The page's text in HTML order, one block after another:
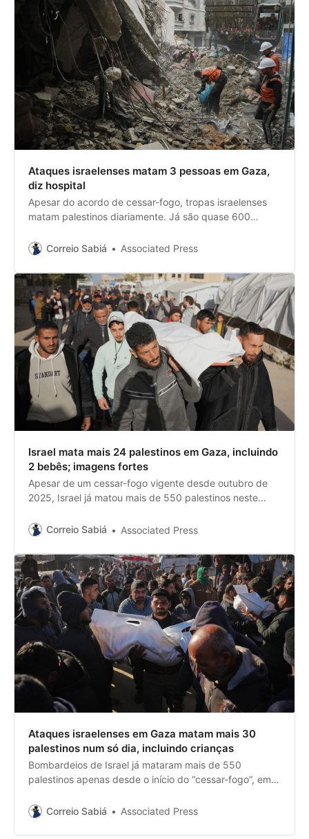
Ataques israelenses matam 3 pessoas em Gaza,
diz hospital
Apesar do acordo de cessar-fogo, tropas israelenses
matam palestinos diariamente. Já são quase 600
Correio Sabiá
Associated Press
Israel mata mais 24 palestinos em Gaza, incluindo
2 bebês; imagens fortes
Apesar de um cessar-fogo vigente desde outubro de
2025, Israel já matou mais de 550 palestinos neste
Correio Sabiá
Associated Press
Ataques israelenses em Gaza matam mais 30
palestinos num só dia, incluindo crianças
Bombardeios de Israel já mataram mais de 550
palestinos apenas desde o início do “cessar-fogo”, em
Correio Sabiá
Associated Press